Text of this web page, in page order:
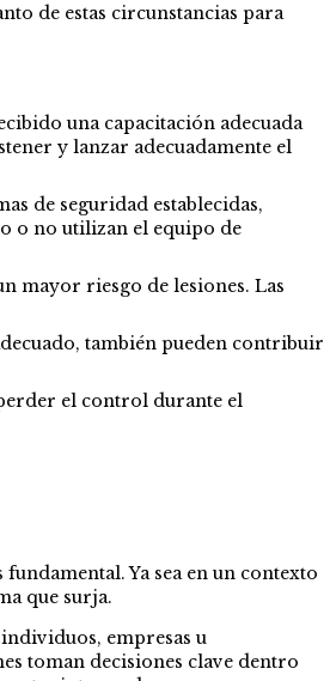
de estas circunstancias para
una capacitación adecuada
y lanzar adecuadamente el
de seguridad establecidas,
o no utilizan el equipo de
mayor riesgo de lesiones. Las
también pueden contribuir
el control durante el
Ya sea en un contexto
que surja.
empresas u
toman decisiones clave dentro